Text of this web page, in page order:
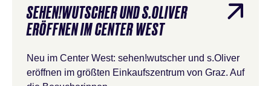
SEHEN!WUTSCHER UND S.OLIVER
ERÖFFNEN IM CENTER WEST
Neu im Center West: sehen!wutscher und s.Oliver
eröffnen im größten Einkaufszentrum von Graz. Auf